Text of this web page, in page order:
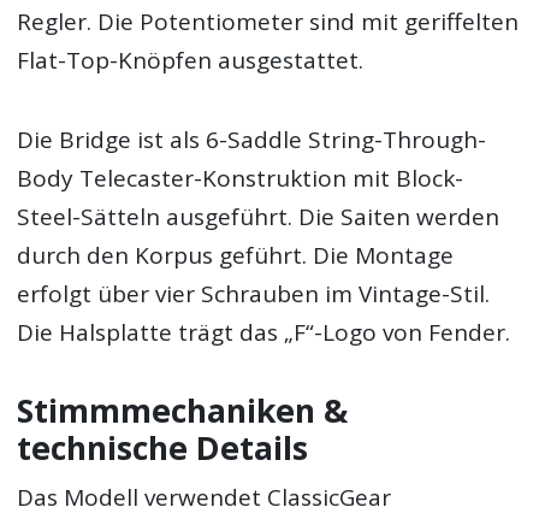
Regler. Die Potentiometer sind mit geriffelten
Flat-Top-Knöpfen ausgestattet.
Die Bridge ist als 6-Saddle String-Through-
Body Telecaster-Konstruktion mit Block-
Steel-Sätteln ausgeführt. Die Saiten werden
durch den Korpus geführt. Die Montage
erfolgt über vier Schrauben im Vintage-Stil.
Die Halsplatte trägt das „F“-Logo von Fender.
Stimmmechaniken &
technische Details
Das Modell verwendet ClassicGear